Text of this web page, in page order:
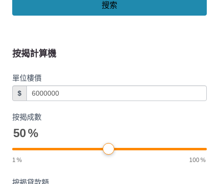
搜索
按揭計算機
單位樓價
$
按揭成數
50%
1 % 100%
按揭貸款額